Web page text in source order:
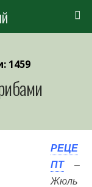
1459
РЕЦЕ
ПТ–
Жюль